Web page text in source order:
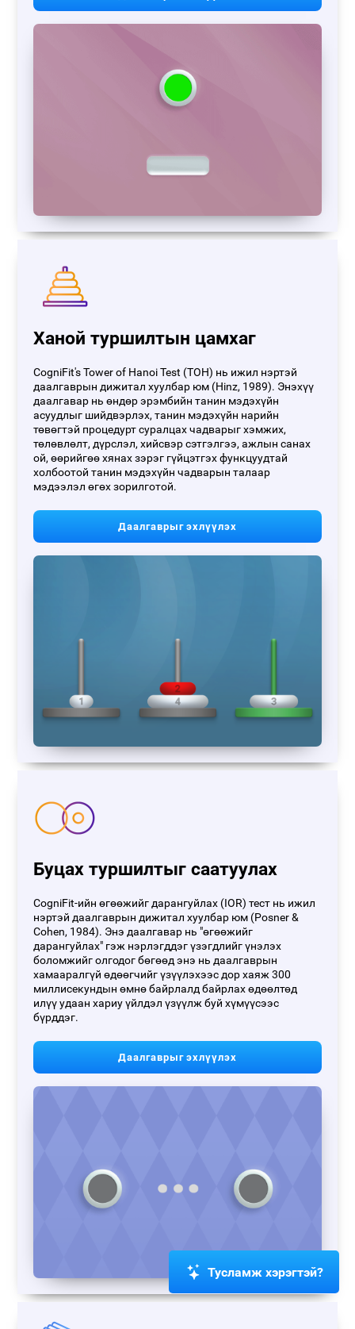
Ханой туршилтын цамхаг
CogniFit's Tower of Hanoi Test (TOH) нь ижил нэртэй
даалгаврын дижитал хуулбар юм (Hinz, 1989). Энэхүү
даалгавар нь өндөр эрэмбийн танин мэдэхүйн
асуудлыг шийдвэрлэх, танин мэдэхүйн нарийн
төвөгтэй процедурт суралцах чадварыг хэмжих,
төлөвлөлт, дүрслэл, хийсвэр сэтгэлгээ, ажлын санах
ой, өөрийгөө хянах зэрэг гүйцэтгэх функцуудтай
холбоотой танин мэдэхүйн чадварын талаар
мэдээлэл өгөх зорилготой.
Даалгаврыг эхлүүлэх
Буцах туршилтыг саатуулах
CogniFit-ийн өгөөжийг дарангуйлах (IOR) тест нь ижил
нэртэй даалгаврын дижитал хуулбар юм (Posner &
Cohen, 1984). Энэ даалгавар нь "өгөөжийг
дарангуйлах" гэж нэрлэгддэг үзэгдлийг үнэлэх
боломжийг олгодог бөгөөд энэ нь даалгаврын
хамааралгүй өдөөгчийг үзүүлэхээс дор хаяж 300
миллисекундын өмнө байрлалд байрлах өдөөлтөд
илүү удаан хариу үйлдэл үзүүлж буй хүмүүсээс
бүрддэг.
Даалгаврыг эхлүүлэх
Тусламж хэрэгтэй?